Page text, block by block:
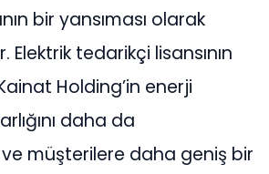
bir yansıması olarak
tedarikçi lisansının
Holding’in enerji
daha da
müşterilere daha geniş bir